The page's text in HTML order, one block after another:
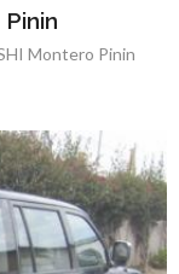
Montero Pinin